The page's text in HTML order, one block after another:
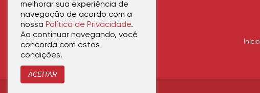
Início
melhorar sua experiência de
navegação de acordo com a
nossa Política de Privacidade.
Ao continuar navegando, você
concorda com estas
condições.
ACEITAR